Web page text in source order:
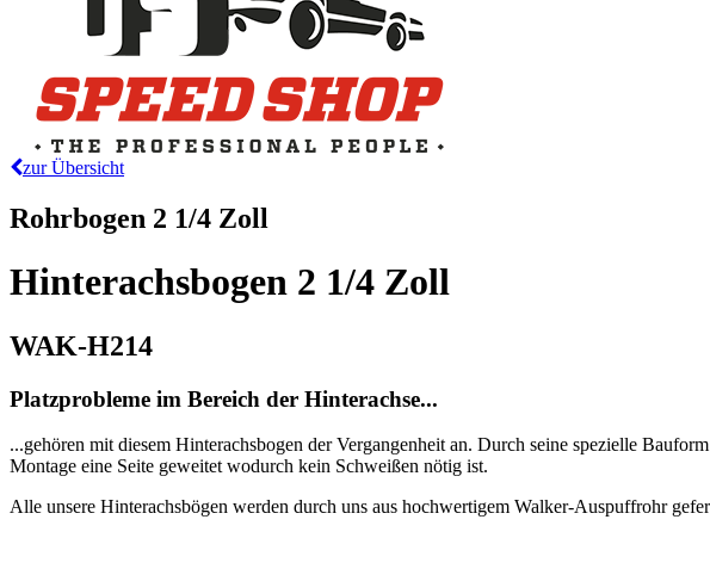
zur Übersicht
Rohrbogen 2 1/4 Zoll
Hinterachsbogen 2 1/4 Zoll
WAK-H214
Platzprobleme im Bereich der Hinterachse...
...gehören mit diesem Hinterachsbogen der Vergangenheit an. Durch seine spezielle
Montage eine Seite geweitet wodurch kein Schweißen nötig ist.
Alle unsere Hinterachsbögen werden durch uns aus hochwertigem Walker-Auspuffrohr